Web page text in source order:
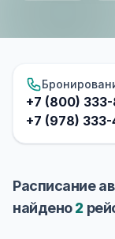
+7 (800) 333-
+7 (978)
Расписание
найдено2